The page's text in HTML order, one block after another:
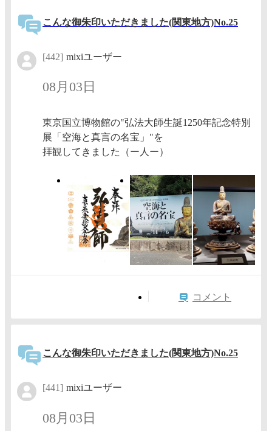
こんな御朱印いただきました(関東地方)No.25
[442] mixiユーザー
08月03日
東京国立博物館の"弘法大師生誕1250年記念特別
展「空海と真言の名宝」"を
拝観してきました（ー人ー）
コメント
こんな御朱印いただきました(関東地方)No.25
[441] mixiユーザー
08月03日